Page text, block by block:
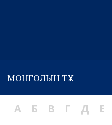
МОНГОЛЫН ТҮҮХ
А Б В Г Д Е